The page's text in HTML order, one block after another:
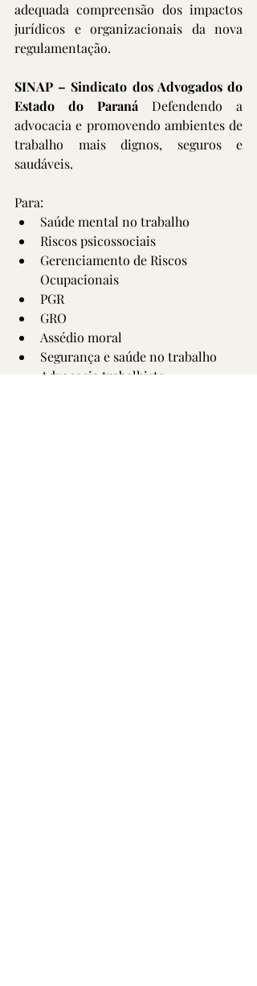
adequada compreensão dos impactos
jurídicos e organizacionais da nova
regulamentação.
SINAP – Sindicato dos Advogados do
Estado do Paraná Defendendo a
advocacia e promovendo ambientes de
trabalho mais dignos, seguros e
saudáveis.
Para:
Saúde mental no trabalho
Riscos psicossociais
Gerenciamento de Riscos
Ocupacionais
PGR
GRO
Assédio moral
Segurança e saúde no trabalho
Advocacia trabalhista